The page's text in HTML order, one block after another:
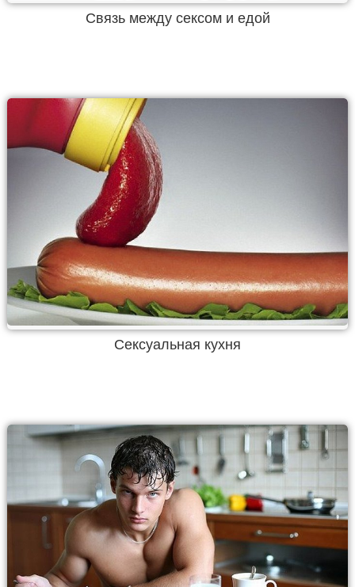
Связь между сексом и едой
Сексуальная кухня